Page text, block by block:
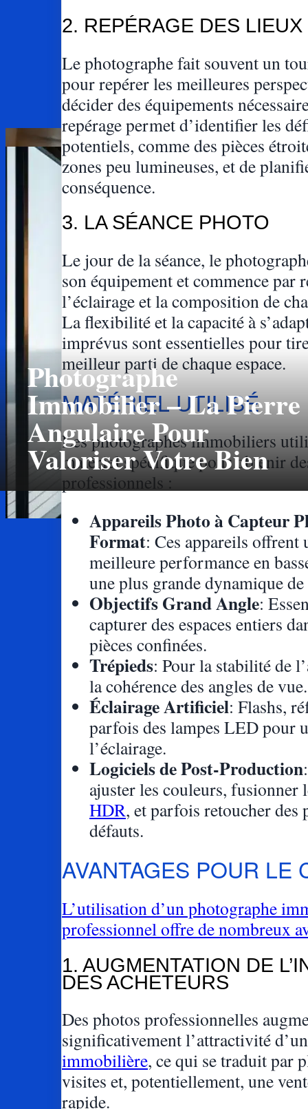
Photographe
Immobilier – La Pierre
Angulaire Pour
Valoriser Votre Bien
2. REPÉRAGE DES LIEUX
Le photographe fait souvent un
pour repérer les meilleures
décider des équipements
repérage permet d’identifier les
potentiels, comme des pièces
zones peu lumineuses, et de
conséquence.
3. LA SÉANCE PHOTO
Le jour de la séance, le
son équipement et commence par
l’éclairage et la composition de
La flexibilité et la capacité à
imprévus sont essentielles pour
meilleur parti de chaque espace.
MATÉRIEL UTILISÉ
Les photographes immobiliers
matériel spécifique pour obtenir
professionnels :
Appareils Photo à Capteur
Format: Ces appareils offrent
meilleure performance en
une plus grande dynamique
Objectifs Grand Angle:
capturer des espaces entiers
pièces confinées.
Trépieds: Pour la stabilité de
la cohérence des angles de vue.
Éclairage Artificiel: Flashs,
parfois des lampes LED pour
l’éclairage.
Logiciels de Post-Production
ajuster les couleurs, fusionner
HDR, et parfois retoucher des
défauts.
AVANTAGES POUR LE
L’utilisation d’un photographe
professionnel offre de nombreux
1. AUGMENTATION DE
DES ACHETEURS
Des photos professionnelles
significativement l’attractivité
immobilière, ce qui se traduit par
visites et, potentiellement, une
rapide.